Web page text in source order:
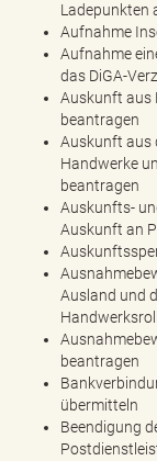
Ladepunkten
Aufnahme
Aufnahme
das DiGA-
Auskunft aus
beantragen
Auskunft aus
Handwerke
beantragen
Auskunfts-
Auskunft an
Ausland und
beantragen
übermitteln
Beendigung